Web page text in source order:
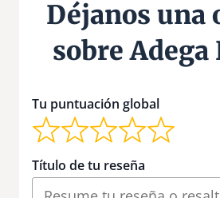
Déjanos una
sobre Adega
Tu puntuación global
Título de tu reseña